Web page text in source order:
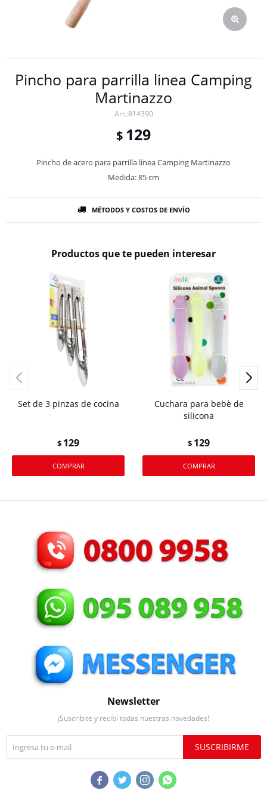
Pincho para parrilla linea Camping
Martinazzo
814390
$ 129
Pincho de acero para parrilla línea Camping Martinazzo
Medida: 85 cm
MÉTODOS Y COSTOS DE ENVÍO
Productos que te pueden interesar
Set de 3 pinzas de cocina
$ 129
Cuchara para bebè de
silicona
$ 129
Newsletter
¡Suscribite y recibí todas nuestras novedades!
SUSCRIBIRME
   